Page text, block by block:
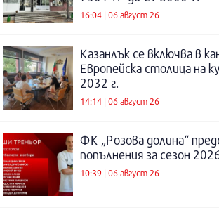
16:04 | 06 август 26
Казанлък се включва в
Европейска столица на
2032 г.
14:14 | 06 август 26
ФК „Розова долина“
попълнения за сезон
10:39 | 06 август 26